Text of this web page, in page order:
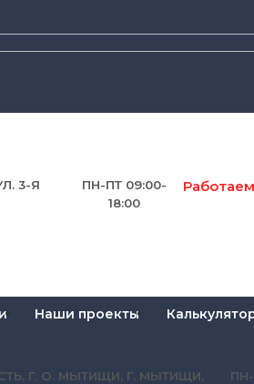
3-Я
ПН-ПТ 09:00-
18:00
Наши проекты
Г. О. МЫТИЩИ, Г. МЫТИЩИ,